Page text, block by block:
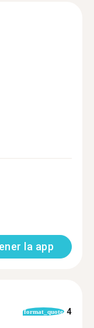
la app
format_quote 4